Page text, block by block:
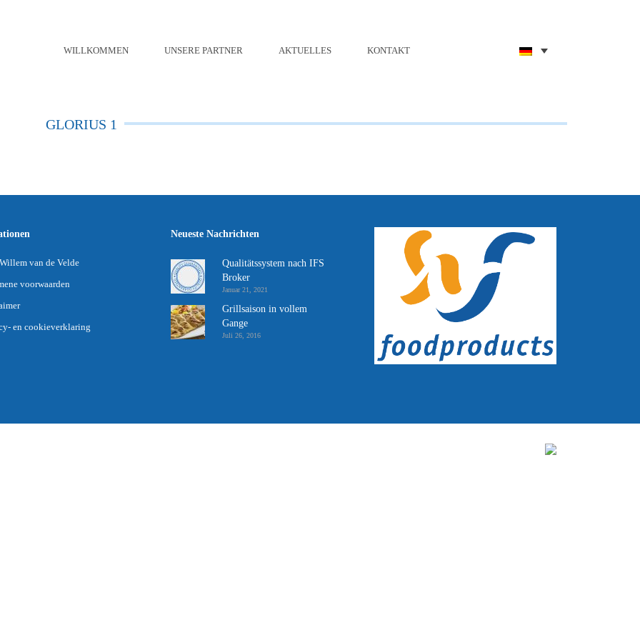
WILLKOMMEN UNSERE PARTNER AKTUELLES KONTAKT
GLORIUS 1
van de Velde
voorwaarden
en cookieverklaring
Neueste Nachrichten
Qualitätssystem nach IFS
Broker
Januar 21, 2021
Grillsaison in vollem
Gange
Juli 26, 2016